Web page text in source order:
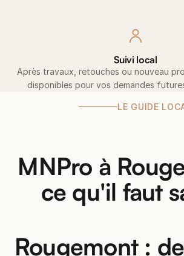
Suivi local
Après travaux, retouches ou nouveau
disponibles pour vos demandes
LE GUIDE
MNPro à
ce qu'il faut
Rougemont :